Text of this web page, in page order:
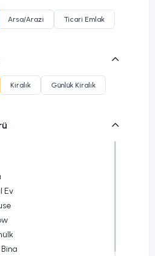
Arsa/Arazi Ticari Emlak
Kiralık Günlük Kiralık
Ev